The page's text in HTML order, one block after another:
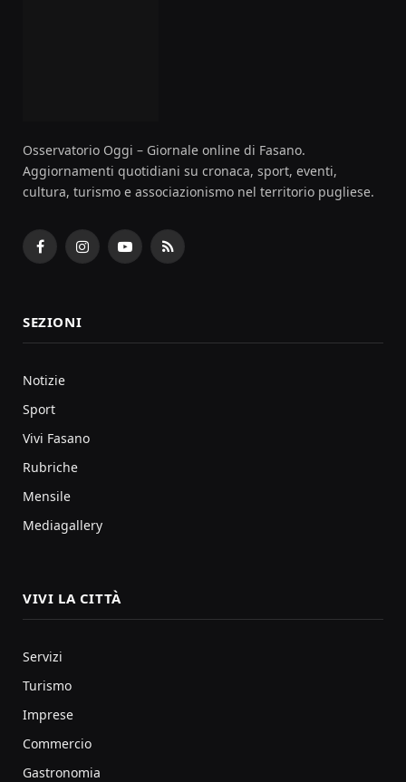
Osservatorio Oggi – Giornale online di Fasano.
Aggiornamenti quotidiani su cronaca, sport, eventi,
cultura, turismo e associazionismo nel territorio pugliese.
FacebookInstagramYouTubeRSS
SEZIONI
Notizie
Sport
Vivi Fasano
Rubriche
Mensile
Mediagallery
VIVI LA CITTÀ
Servizi
Turismo
Imprese
Commercio
Gastronomia